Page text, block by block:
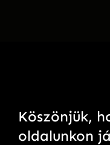
Köszönjük,
oldalunkon